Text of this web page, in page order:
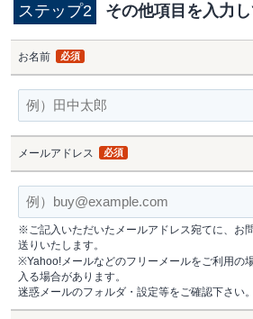
ステップ2 その他項目を入力
お名前 必須
メールアドレス 必須
※ご記入いただいたメールアドレス宛てに、お
送りいたします。
※Yahoo!メールなどのフリーメールをご利用の
入る場合があります。
迷惑メールのフォルダ・設定等をご確認下さい。